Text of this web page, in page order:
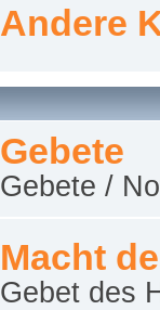
Andere
Gebete
Gebete /
Macht
Gebet des